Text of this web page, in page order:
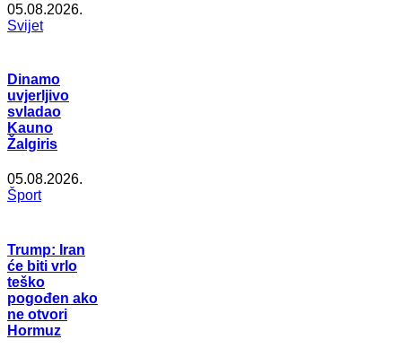
05.08.2026.
Svijet
Dinamo
uvjerljivo
svladao
Kauno
Žalgiris
05.08.2026.
Šport
Trump: Iran
će biti vrlo
teško
pogođen ako
ne otvori
Hormuz